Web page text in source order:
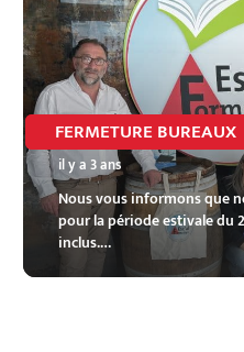
FERMETURE BUREAUX
il y a 3 ans
Nous vous informons que
pour la période estivale du
inclus.…